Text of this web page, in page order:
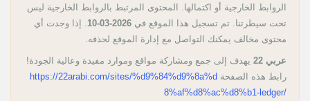
الروابط الخارجية أو اكتمالها. المحتوى المرتبط بالروابط الخارجية ليس
تحت سيطرتنا. تم تسجيل هذا الموقع في 2026-03-10
. إذا وجدت أي
محتوى مخالف يمكنك التواصل مع إدارة الموقع لحذفه.
عربي 22
يهدف إلى جمع ومشاركة مواقع وموارد مفيدة وعالية الجودة!
رابط هذه الصفحة https://22arabi.com/sites/%d9%84%d9%8a%d
8%af%d8%ac%d8%b1-ledger/